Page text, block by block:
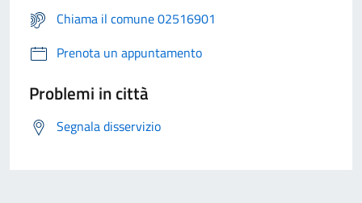
Chiama il comune 02516901
Prenota un appuntamento
Problemi in città
Segnala disservizio